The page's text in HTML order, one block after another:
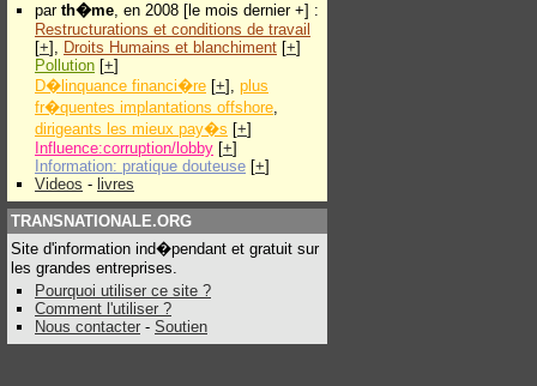
par th�me, en 2008 [le mois dernier +] :
Restructurations et conditions de travail
[+], Droits Humains et blanchiment [+]
Pollution [+]
D�linquance financi�re [+], plus
fr�quentes implantations offshore,
dirigeants les mieux pay�s [+]
Influence:corruption/lobby [+]
Information: pratique douteuse [+]
Videos - livres
TRANSNATIONALE.ORG
Site d'information ind�pendant et gratuit sur
les grandes entreprises.
Pourquoi utiliser ce site ?
Comment l'utiliser ?
Nous contacter - Soutien